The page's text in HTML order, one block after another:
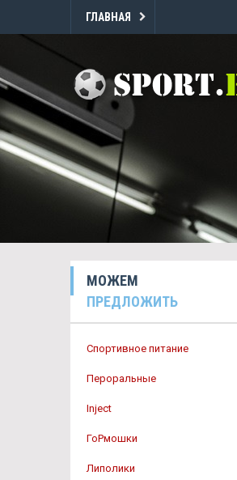
ГЛАВНАЯ
МОЖЕМ
ПРЕДЛОЖИТЬ
Спортивное питание
Пероральные
Inject
ГоРмошки
Липолики